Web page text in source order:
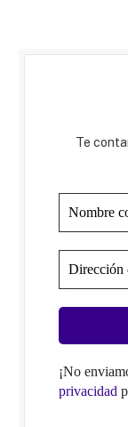
Te
¡No
privacidad